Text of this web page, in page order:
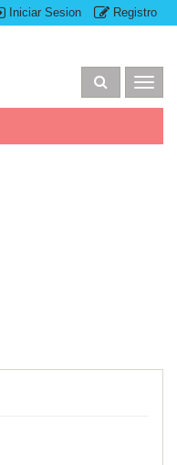
Iniciar Sesion Registro